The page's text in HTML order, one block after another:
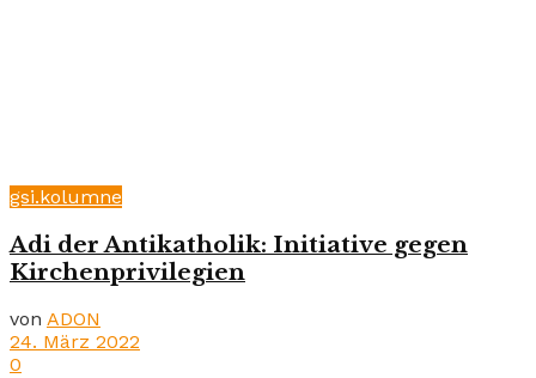
gsi.kolumne
Adi der Antikatholik: Initiative gegen
Kirchenprivilegien
von ADON
24. März 2022
0